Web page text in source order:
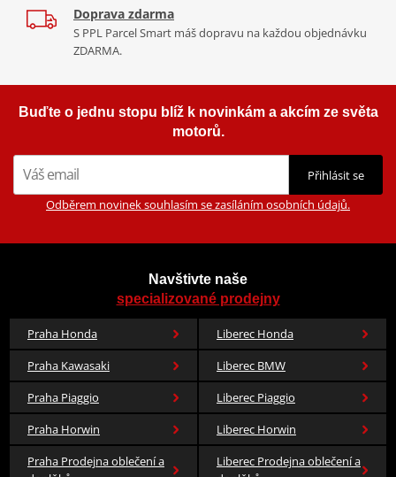
Doprava zdarma
S PPL Parcel Smart máš dopravu na každou objednávku
ZDARMA.
Buďte o jednu stopu blíž k novinkám a akcím ze světa
motorů.
Přihlásit se
Odběrem novinek souhlasím se zasíláním osobních údajů.
Navštivte naše
specializované prodejny
Praha Honda
Liberec Honda
Praha Kawasaki
Liberec BMW
Praha Piaggio
Liberec Piaggio
Praha Horwin
Liberec Horwin
Praha Prodejna oblečení a
Liberec Prodejna oblečení a